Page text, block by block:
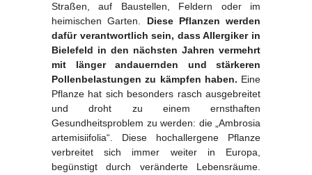
Straßen, auf Baustellen, Feldern oder im
heimischen Garten. Diese Pflanzen werden
dafür verantwortlich sein, dass Allergiker in
Bielefeld in den nächsten Jahren vermehrt
mit länger andauernden und stärkeren
Pollenbelastungen zu kämpfen haben. Eine
Pflanze hat sich besonders rasch ausgebreitet
und droht zu einem ernsthaften
Gesundheitsproblem zu werden: die „Ambrosia
artemisiifolia“. Diese hochallergene Pflanze
verbreitet sich immer weiter in Europa,
begünstigt durch veränderte Lebensräume.